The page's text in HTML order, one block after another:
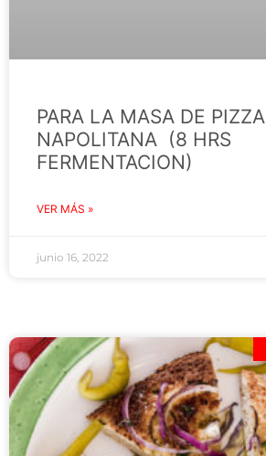
PARA LA MASA DE PIZZA
NAPOLITANA (8 HRS
FERMENTACION)
VER MÁS »
junio 16, 2022